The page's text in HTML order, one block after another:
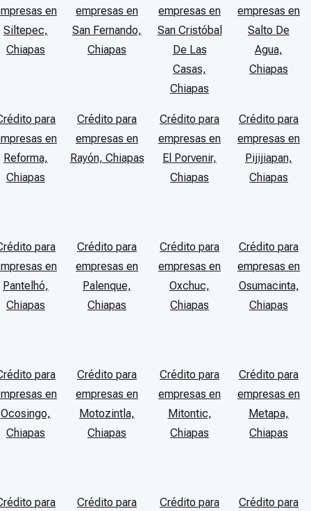
en
Siltepec,
Chiapas
empresas en
San Fernando,
Chiapas
empresas en
San Cristóbal
De Las
Casas,
Chiapas
empresas en
Salto De
Agua,
Chiapas
para
en
Reforma,
Chiapas
Crédito para
empresas en
Rayón, Chiapas
Crédito para
empresas en
El Porvenir,
Chiapas
Crédito para
empresas en
Pijijiapan,
Chiapas
para
en
Pantelhó,
Chiapas
Crédito para
empresas en
Palenque,
Chiapas
Crédito para
empresas en
Oxchuc,
Chiapas
Crédito para
empresas en
Osumacinta,
Chiapas
para
en
Ocosingo,
Chiapas
Crédito para
empresas en
Motozintla,
Chiapas
Crédito para
empresas en
Mitontic,
Chiapas
Crédito para
empresas en
Metapa,
Chiapas
para Crédito para Crédito para Crédito para